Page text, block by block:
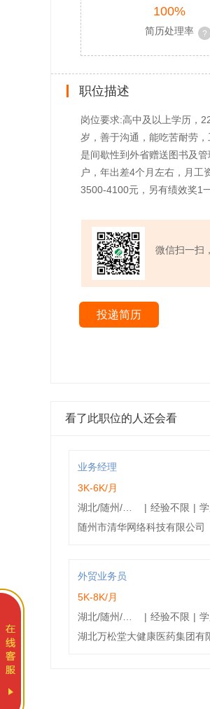
100%
简历处理率
职位描述
岗位要求:高中及以上学历，
岁，善于沟通，能吃苦耐劳，
是间歇性到外省赠送图书及管
户，年出差4个月左右，月工
3500-4100元，另有绩效奖1
微信扫一扫
投递简历
看了此职位的人还会看
业务经理
3K-6K/月
| 经验不限 |
随州市清华网络科技有限公司
外贸业务员
5K-8K/月
| 经验不限 |
湖北万松堂大健康医药集团有